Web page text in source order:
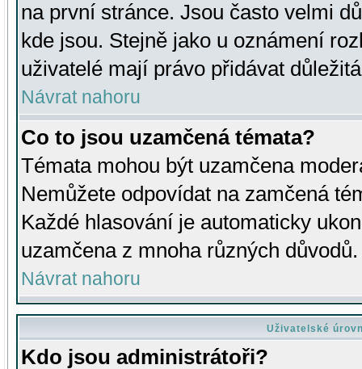
na první stránce. Jsou často velmi
kde jsou. Stejně jako u oznámení
uživatelé mají právo přidávat
Návrat nahoru
Co to jsou uzamčená témata?
Témata mohou být uzamčena
Nemůžete odpovídat na zamčená
Každé hlasování je automaticky
uzamčena z mnoha různých důvodů.
Návrat nahoru
Uživatelské
Kdo jsou administrátoři?